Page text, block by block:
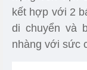
kết hợp với 2
di chuyển và
nhàng với sức